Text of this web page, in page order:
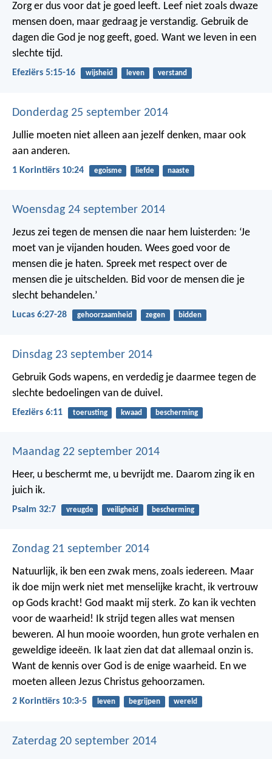
Zorg er dus voor dat je goed leeft. Leef niet zoals dwaze
mensen doen, maar gedraag je verstandig. Gebruik de
dagen die God je nog geeft, goed. Want we leven in een
slechte tijd.
Efeziërs 5:15-16 wijsheid leven verstand
Donderdag 25 september 2014
Jullie moeten niet alleen aan jezelf denken, maar ook
aan anderen.
1 Korintiërs 10:24 egoisme liefde naaste
Woensdag 24 september 2014
Jezus zei tegen de mensen die naar hem luisterden: ‘Je
moet van je vijanden houden. Wees goed voor de
mensen die je haten. Spreek met respect over de
mensen die je uitschelden. Bid voor de mensen die je
slecht behandelen.’
Lucas 6:27-28 gehoorzaamheid zegen bidden
Dinsdag 23 september 2014
Gebruik Gods wapens, en verdedig je daarmee tegen de
slechte bedoelingen van de duivel.
Efeziërs 6:11 toerusting kwaad bescherming
Maandag 22 september 2014
Heer, u beschermt me, u bevrijdt me. Daarom zing ik en
juich ik.
Psalm 32:7 vreugde veiligheid bescherming
Zondag 21 september 2014
Natuurlijk, ik ben een zwak mens, zoals iedereen. Maar
ik doe mijn werk niet met menselijke kracht, ik vertrouw
op Gods kracht! God maakt mij sterk. Zo kan ik vechten
voor de waarheid! Ik strijd tegen alles wat mensen
beweren. Al hun mooie woorden, hun grote verhalen en
geweldige ideeën. Ik laat zien dat dat allemaal onzin is.
Want de kennis over God is de enige waarheid. En we
moeten alleen Jezus Christus gehoorzamen.
2 Korintiërs 10:3-5 leven begrijpen wereld
Zaterdag 20 september 2014